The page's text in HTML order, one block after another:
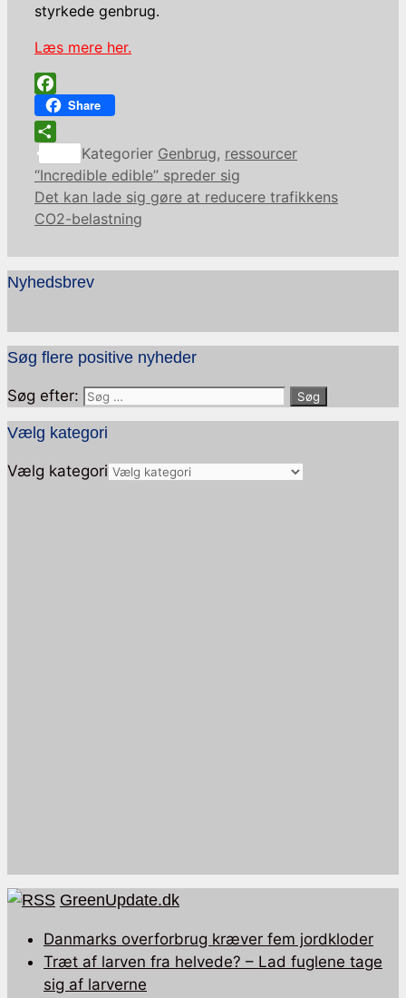
styrkede genbrug.
Læs mere her.
Facebook
Share
Share
Kategorier Genbrug, ressourcer
“Incredible edible” spreder sig
Det kan lade sig gøre at reducere trafikkens
CO2-belastning
Nyhedsbrev
Søg flere positive nyheder
Søg efter:
Vælg kategori
Vælg kategori
GreenUpdate.dk
Danmarks overforbrug kræver fem jordkloder
Træt af larven fra helvede? – Lad fuglene tage
sig af larverne